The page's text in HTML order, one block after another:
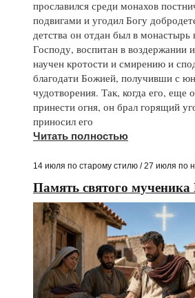
прославился среди монахов
подвигами и угодил Богу
детства он отдан был в монастырь
Господу, воспитан в воздержании
научен кротости и смирению и
благодати Божией, получивши с
чудотворения. Так, когда его, еще
принести огня, он брал горящий
приносил его
Читать полностью
14 июля по старому стилю / 27 июля по
Память святого мученика